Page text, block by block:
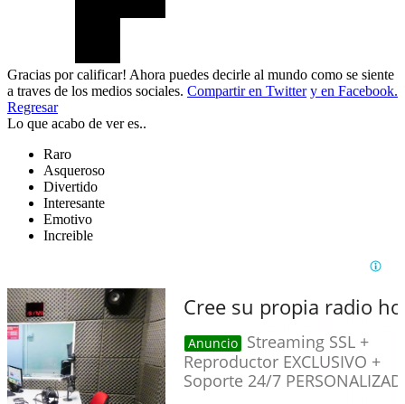
Gracias por calificar! Ahora puedes decirle al mundo como se siente
a traves de los medios sociales. Compartir en Twitter y en Facebook.
Regresar
Lo que acabo de ver es..
Raro
Asqueroso
Divertido
Interesante
Emotivo
Increible